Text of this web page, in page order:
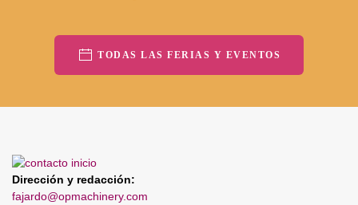
TODAS LAS FERIAS Y EVENTOS
Dirección y redacción:
fajardo@opmachinery.com